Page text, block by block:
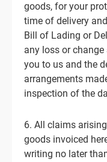
goods, for your
time of delivery
Bill of Lading or
any loss or
you to us and the
arrangements
inspection of the
6. All claims
goods invoiced
writing no later